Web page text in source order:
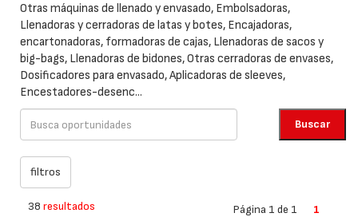
Otras máquinas de llenado y envasado, Embolsadoras,
Llenadoras y cerradoras de latas y botes, Encajadoras,
encartonadoras, formadoras de cajas, Llenadoras de sacos y
big-bags, Llenadoras de bidones, Otras cerradoras de envases,
Dosificadores para envasado, Aplicadoras de sleeves,
Encestadores-desenc...
38 resultados Página 1 de 1 1